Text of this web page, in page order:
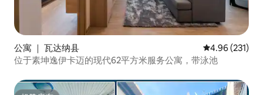
公寓 ｜ 瓦达纳县 平均评分 4.96
4.96 (231)
位于素坤逸伊卡迈的现代62平方米服务公寓，带泳池